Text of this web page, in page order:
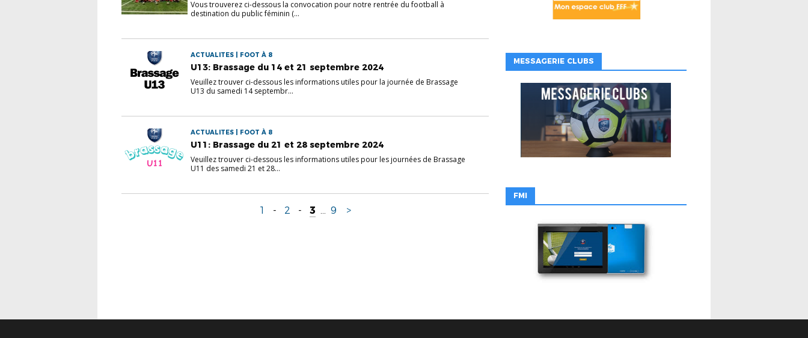
Vous trouverez ci-dessous la convocation pour notre rentrée du football à
destination du public féminin (...
ACTUALITES | FOOT À 8
U13: Brassage du 14 et 21 septembre 2024
Veuillez trouver ci-dessous les informations utiles pour la journée de Brassage
U13 du samedi 14 septembr...
ACTUALITES | FOOT À 8
U11: Brassage du 21 et 28 septembre 2024
Veuillez trouver ci-dessous les informations utiles pour les journées de Brassage
U11 des samedi 21 et 28...
1 - 2 - 3 9 >
MESSAGERIE CLUBS
FMI